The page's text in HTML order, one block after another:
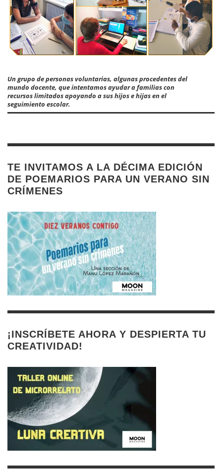
Un grupo de personas voluntarias, algunas procedentes del
mundo docente, que intentamos ayudar a familias con
recursos limitados apoyando a sus hijos e hijas en el
seguimiento escolar.
TE INVITAMOS A LA DÉCIMA EDICIÓN
DE POEMARIOS PARA UN VERANO SIN
CRÍMENES
¡INSCRÍBETE AHORA Y DESPIERTA TU
CREATIVIDAD!